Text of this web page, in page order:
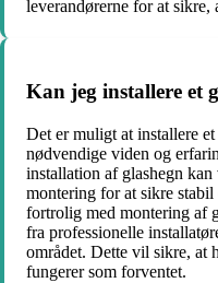
leverandørerne for at
Kan jeg installere et
Det er muligt at installere
nødvendige viden og
installation af glashegn
montering for at sikre
fortrolig med montering af
fra professionelle
området. Dette vil sikre, at
fungerer som forventet.